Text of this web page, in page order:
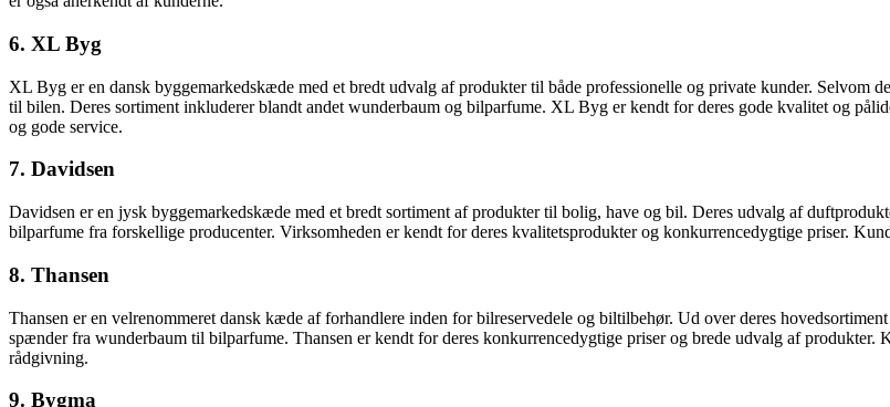
6. XL Byg
XL Byg er en dansk byggemarkedskæde med et bredt udvalg af produkter til både professionelle og private kunder. Selvom
til bilen. Deres sortiment inkluderer blandt andet wunderbaum og bilparfume. XL Byg er kendt for deres gode kvalitet og
og gode service.
7. Davidsen
Davidsen er en jysk byggemarkedskæde med et bredt sortiment af produkter til bolig, have og bil. Deres udvalg af
bilparfume fra forskellige producenter. Virksomheden er kendt for deres kvalitetsprodukter og konkurrencedygtige priser.
8. Thansen
Thansen er en velrenommeret dansk kæde af forhandlere inden for bilreservedele og biltilbehør. Ud over deres
spænder fra wunderbaum til bilparfume. Thansen er kendt for deres konkurrencedygtige priser og brede udvalg af produkter.
rådgivning.
9. Bygma